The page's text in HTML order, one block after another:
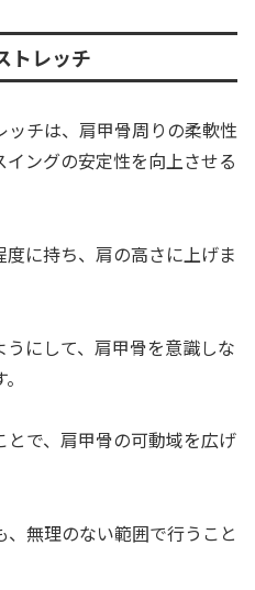
トレッチ
チは、肩甲骨周りの柔軟性
ングの安定性を向上させる
に持ち、肩の高さに上げま
にして、肩甲骨を意識しな
とで、肩甲骨の可動域を広げ
無理のない範囲で行うこと